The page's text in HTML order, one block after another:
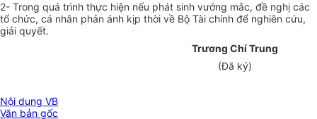
2- Trong quá trình thực hiện nếu phát sinh vướng mắc, đề nghị các
tổ chức, cá nhân phản ánh kịp thời về Bộ Tài chính để nghiên cứu,
giải quyết.
Trương Chí Trung
(Đã ký)
Nội dung VB
Văn bản gốc